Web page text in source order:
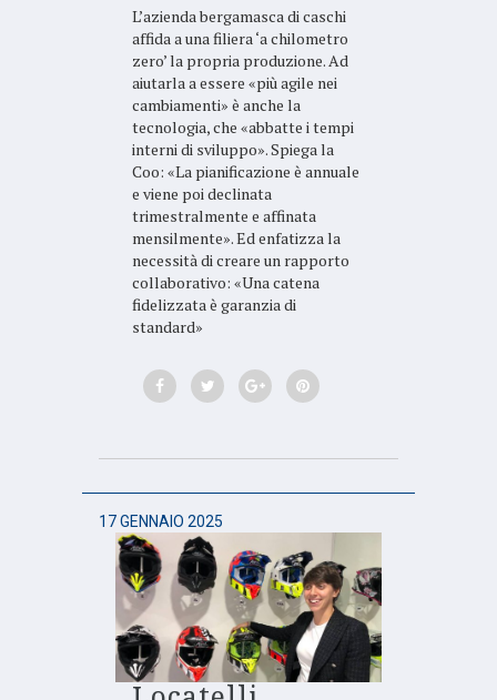
L’azienda bergamasca di caschi
affida a una filiera ‘a chilometro
zero’ la propria produzione. Ad
aiutarla a essere «più agile nei
cambiamenti» è anche la
tecnologia, che «abbatte i tempi
interni di sviluppo». Spiega la
Coo: «La pianificazione è annuale
e viene poi declinata
trimestralmente e affinata
mensilmente». Ed enfatizza la
necessità di creare un rapporto
collaborativo: «Una catena
fidelizzata è garanzia di
standard»
17 GENNAIO 2025